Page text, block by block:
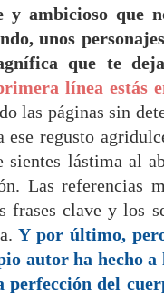
y ambicioso que
unos
que te
línea estás
las páginas sin
regusto
sientes lástima al
Las referencias
frases clave y los
Y por último,
autor ha hecho
perfección del